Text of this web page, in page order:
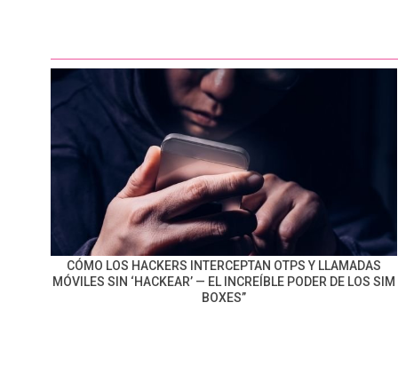
CÓMO LOS HACKERS INTERCEPTAN OTPS Y LLAMADAS
MÓVILES SIN ‘HACKEAR’ — EL INCREÍBLE PODER DE LOS SIM
BOXES”